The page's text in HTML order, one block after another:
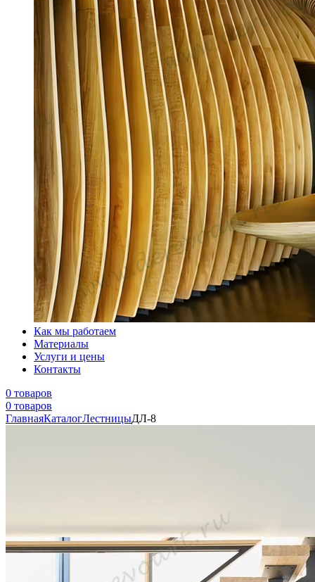
Как мы работаем
Материалы
Услуги и цены
Контакты
0 товаров
0 товаров
ГлавнаяКаталогЛестницыДЛ-8